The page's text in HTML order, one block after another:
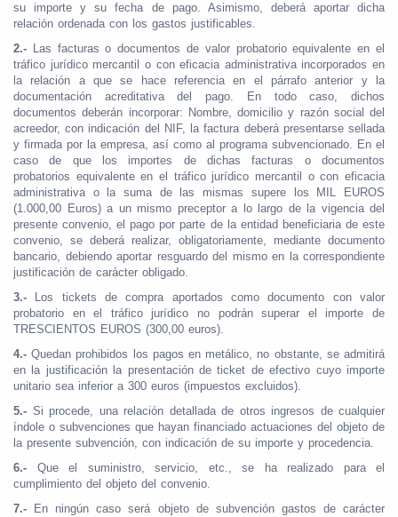
su importe y su fecha de pago. Asimismo, deberá aportar dicha
relación ordenada con los gastos justificables.
2.- Las facturas o documentos de valor probatorio equivalente en el
tráfico jurídico mercantil o con eficacia administrativa incorporados en
la relación a que se hace referencia en el párrafo anterior y la
documentación acreditativa del pago. En todo caso, dichos
documentos deberán incorporar: Nombre, domicilio y razón social del
acreedor, con indicación del NIF, la factura deberá presentarse sellada
y firmada por la empresa, así como al programa subvencionado. En el
caso de que los importes de dichas facturas o documentos
probatorios equivalente en el tráfico jurídico mercantil o con eficacia
administrativa o la suma de las mismas supere los MIL EUROS
(1.000,00 Euros) a un mismo preceptor a lo largo de la vigencia del
presente convenio, el pago por parte de la entidad beneficiaria de este
convenio, se deberá realizar, obligatoriamente, mediante documento
bancario, debiendo aportar resguardo del mismo en la correspondiente
justificación de carácter obligado.
3.- Los tickets de compra aportados como documento con valor
probatorio en el tráfico jurídico no podrán superar el importe de
TRESCIENTOS EUROS (300,00 euros).
4.- Quedan prohibidos los pagos en metálico, no obstante, se admitirá
en la justificación la presentación de ticket de efectivo cuyo importe
unitario sea inferior a 300 euros (impuestos excluidos).
5.- Si procede, una relación detallada de otros ingresos de cualquier
índole o subvenciones que hayan financiado actuaciones del objeto de
la presente subvención, con indicación de su importe y procedencia.
6.- Que el suministro, servicio, etc., se ha realizado para el
cumplimiento del objeto del convenio.
7.- En ningún caso será objeto de subvención gastos de carácter